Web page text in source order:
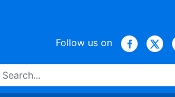
Follow us on